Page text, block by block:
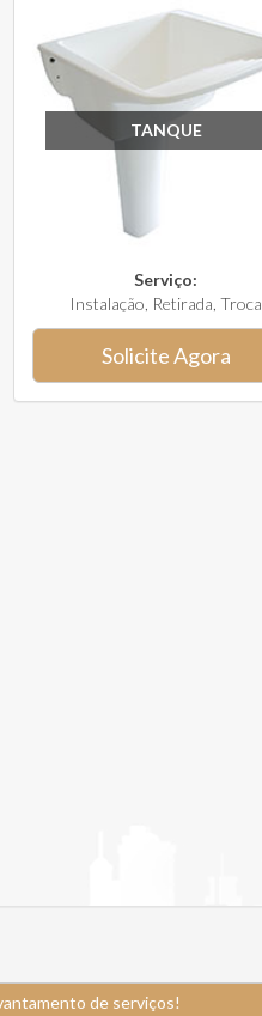
TANQUE
Serviço:
Instalação, Retirada, Troca
Solicite Agora
de serviços!